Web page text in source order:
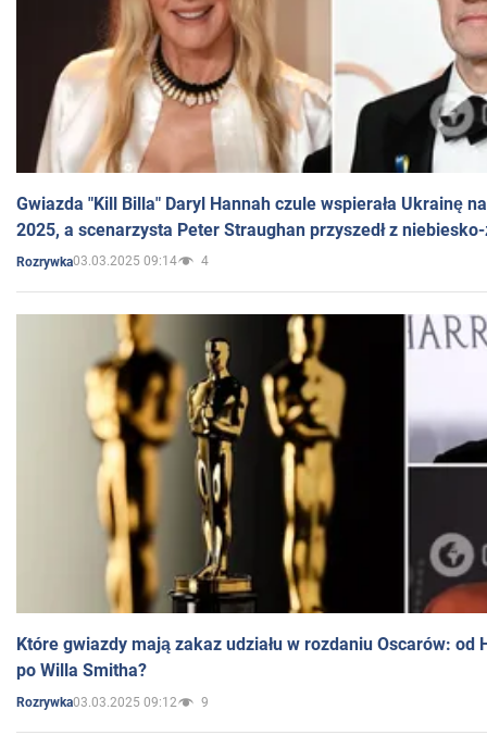
Gwiazda "Kill Billa" Daryl Hannah czule wspierała Ukrainę
2025, a scenarzysta Peter Straughan przyszedł z
Rozrywka03.03.2025 09:14 4
Które gwiazdy mają zakaz udziału w rozdaniu Oscarów: od
po Willa Smitha?
Rozrywka03.03.2025 09:12 9